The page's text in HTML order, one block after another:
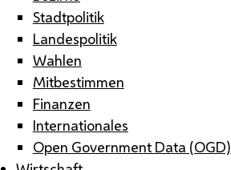
Stadtpolitik
Landespolitik
Wahlen
Mitbestimmen
Finanzen
Internationales
Open Government Data (OGD)